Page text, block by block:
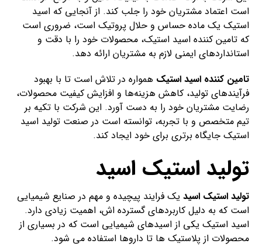
است اعتماد مشتریان خود را جلب کند. از آنجایی که اسید
استیک یک ماده حساس و حلال پروتیک است، ضروری است
که تامین کننده اسید استیک، محصولات خود را با دقت و
استانداردهای ایمنی لازم به مشتریان ارائه دهد.
تامین کننده اسید استیک همواره در تلاش است تا با بهبود
فرآیندهای تولید، کاهش هزینه‌ها و افزایش کیفیت محصولات،
رضایت مشتریان خود را به دست آورد. این شرکت با تکیه بر
تیم متخصص و با تجربه، توانسته است در صنعت تولید اسید
استیک جایگاه برتری برای خود ایجاد کند.
تولید استیک اسید
تولید استیک اسید یک فرایند پیچیده و مهم در صنایع شیمیایی
است که به دلیل کاربردهای گسترده اش، اهمیت زیادی دارد.
اسید استیک یکی از اسیدهای شیمیایی است که در بسیاری از
محصولات از پلاستیک ها تا داروها استفاده می شود.